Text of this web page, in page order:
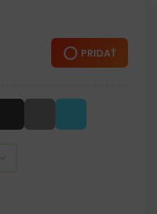
PRIDAŤ